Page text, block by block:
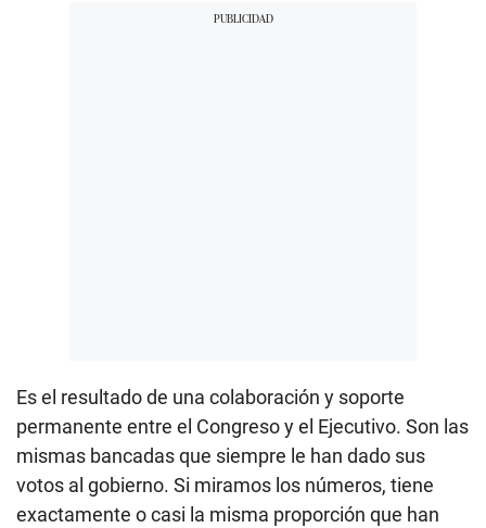
Es el resultado de una colaboración y soporte
permanente entre el Congreso y el Ejecutivo. Son las
mismas bancadas que siempre le han dado sus
votos al gobierno. Si miramos los números, tiene
exactamente o casi la misma proporción que han